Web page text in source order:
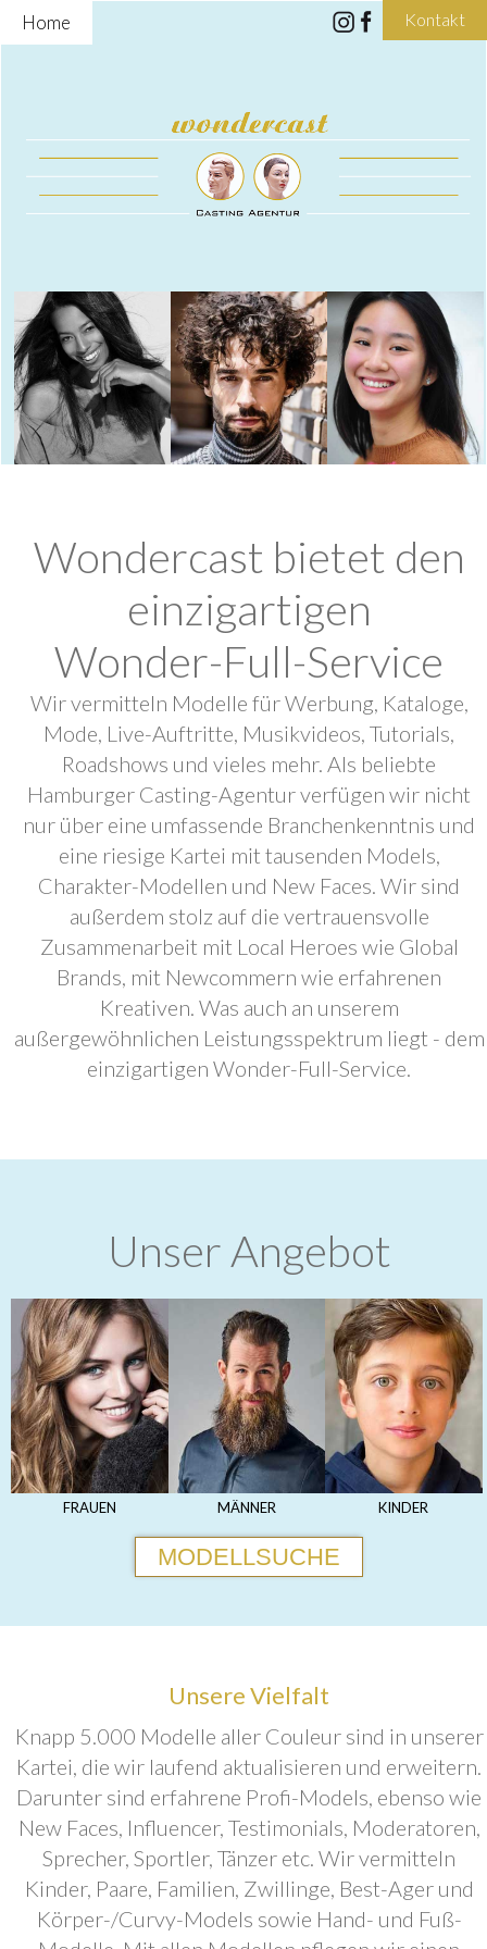
Home Kontakt
Wondercast bietet den
einzigartigen
Wonder-Full-Service
Wir vermitteln Modelle für Werbung, Kataloge,
Mode, Live-Auftritte, Musikvideos, Tutorials,
Roadshows und vieles mehr. Als beliebte
Hamburger Casting-Agentur verfügen wir nicht
nur über eine umfassende Branchenkenntnis und
eine riesige Kartei mit tausenden Models,
Charakter-Modellen und New Faces. Wir sind
außerdem stolz auf die vertrauensvolle
Zusammenarbeit mit Local Heroes wie Global
Brands, mit Newcommern wie erfahrenen
Kreativen. Was auch an unserem
außergewöhnlichen Leistungsspektrum liegt - dem
einzigartigen Wonder-Full-Service.
Unser Angebot
FRAUEN MÄNNER KINDER
MODELLSUCHE
Unsere Vielfalt
Knapp 5.000 Modelle aller Couleur sind in unserer
Kartei, die wir laufend aktualisieren und erweitern.
Darunter sind erfahrene Profi-Models, ebenso wie
New Faces, Influencer, Testimonials, Moderatoren,
Sprecher, Sportler, Tänzer etc. Wir vermitteln
Kinder, Paare, Familien, Zwillinge, Best-Ager und
Körper-/Curvy-Models sowie Hand- und Fuß-